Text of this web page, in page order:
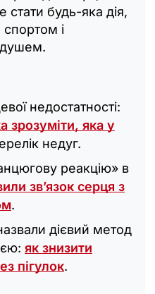
будь-яка дія,
спортом і
душем.
недостатності:
зрозуміти, яка у
недуг.
реакцію» в
зв’язок серця з
.
дієвий метод
як знизити
пігулок.